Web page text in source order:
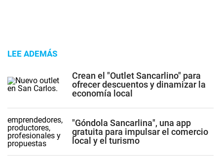
LEE ADEMÁS
Crean el "Outlet Sancarlino" para
ofrecer descuentos y dinamizar la
economía local
"Góndola Sancarlina", una app
gratuita para impulsar el comercio
local y el turismo